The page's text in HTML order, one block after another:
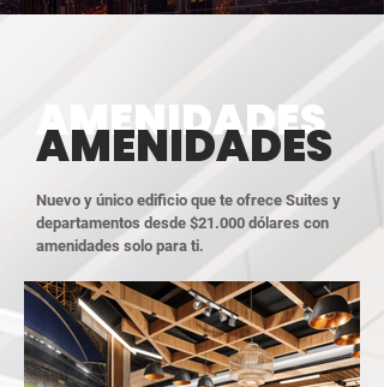
AMENIDADES
AMENIDADES
Nuevo y único edificio que te ofrece Suites y
departamentos desde $21.000 dólares con
amenidades solo para ti.